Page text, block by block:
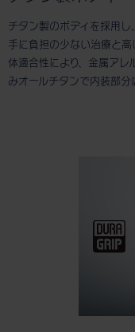
チタン製のボディを採用し
手に負担の少ない治療と
体適合性により、金属ア
みオールチタンで内装部分